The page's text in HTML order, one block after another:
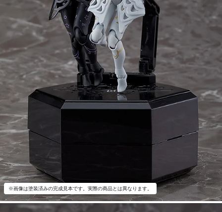
※画像は塗装済みの完成見本です。実際の商品とは異なります。